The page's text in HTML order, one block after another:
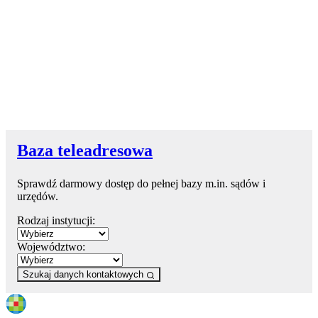
Baza teleadresowa
Sprawdź darmowy dostęp do pełnej bazy m.in. sądów i
urzędów.
Rodzaj instytucji:
Województwo:
Szukaj danych kontaktowych